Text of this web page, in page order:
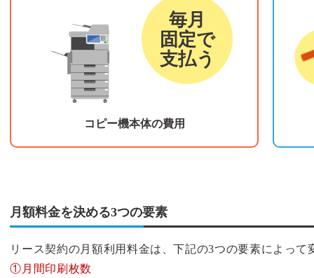
毎月
固定で
支払う
コピー機本体の費用
月額料金を決める3つの要素
リース契約の月額利用料金は、下記の3つの要素によって
①月間印刷枚数